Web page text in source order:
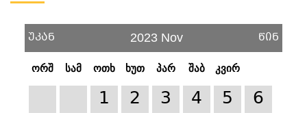
უკან 2023 Nov წინ
ორშ სამ ოთხ ხუთ პარ შაბ კვირ
1 2 3 4 5
6